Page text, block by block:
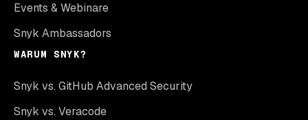
Events & Webinare
Snyk Ambassadors
WARUM SNYK?
Snyk vs. GitHub Advanced Security
Snyk vs. Veracode